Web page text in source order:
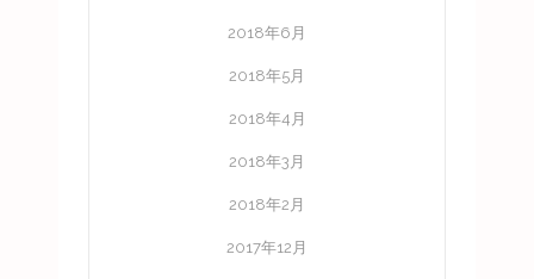
2018年6月
2018年5月
2018年4月
2018年3月
2018年2月
2017年12月